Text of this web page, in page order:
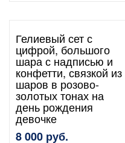
Гелиевый сет с
цифрой, большого
шара с надписью и
конфетти, связкой из
шаров в розово-
золотых тонах на
день рождения
девочке
8 000 руб.